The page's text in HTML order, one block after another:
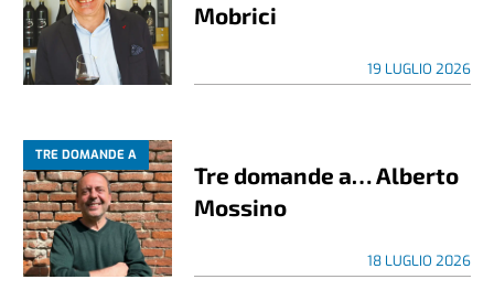
Mobrici
19 LUGLIO 2026
TRE DOMANDE A
Tre domande a… Alberto
Mossino
18 LUGLIO 2026